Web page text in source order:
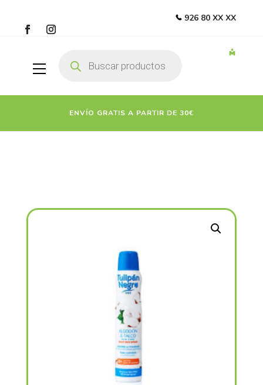
926 80 XX XX
productos
ENVÍO GRATIS A PARTIR DE 30€